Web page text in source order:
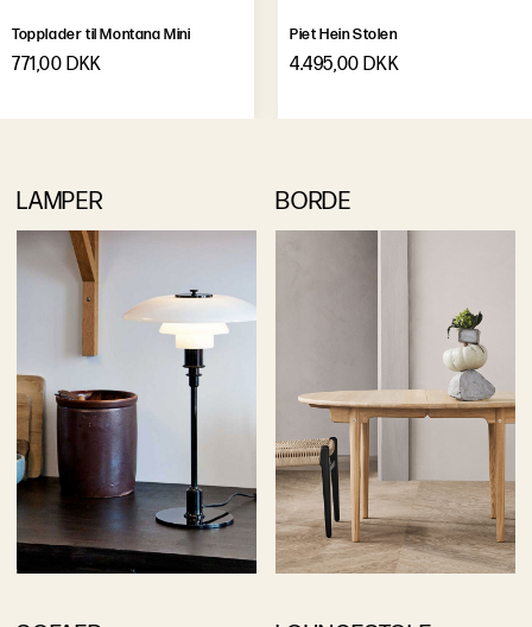
Topplader til Montana Mini
771,00 DKK
Piet Hein Stolen
4.495,00 DKK
LAMPER BORDE